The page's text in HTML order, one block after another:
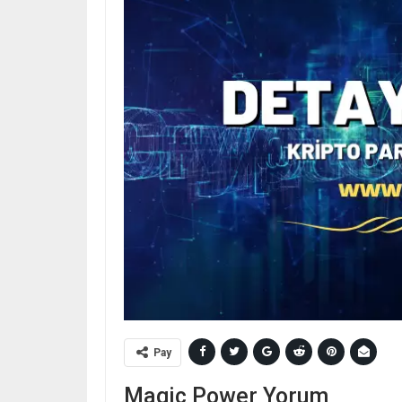
Pay
Magic Power Yorum